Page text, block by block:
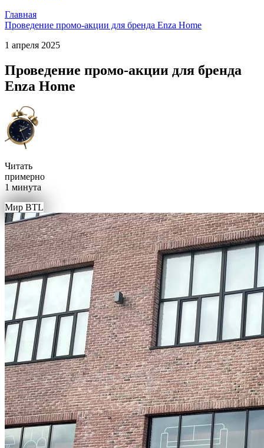
Главная
Проведение промо-акции для бренда Enza Home
1 апреля 2025
Проведение промо-акции для бренда
Enza Home
Читать
примерно
1 минута
Мир BTL